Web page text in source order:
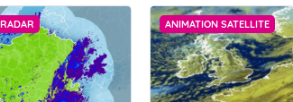
ANIMATION SATELLITE